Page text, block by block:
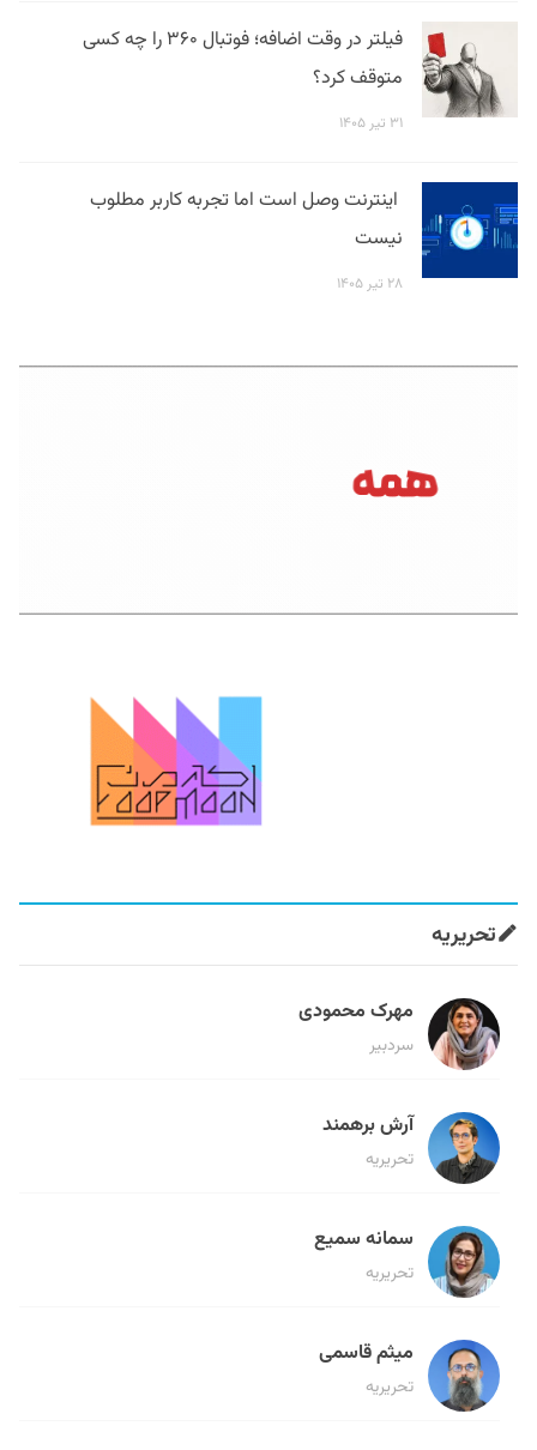
فیلتر در وقت اضافه؛ فوتبال ۳۶۰ را چه کسی
متوقف کرد؟
۳۱ تیر ۱۴۰۵
اینترنت وصل است اما تجربه کاربر مطلوب
نیست
۲۸ تیر ۱۴۰۵
تحریریه
مهرک محمودی
سردبیر
آرش برهمند
تحریریه
سمانه سمیع
تحریریه
میثم قاسمی
تحریریه